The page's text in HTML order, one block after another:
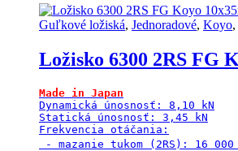
Guľkové ložiská, Jednoradové, Koyo,
Ložisko 6300 2RS FG
Made in Japan
Dynamická únosnosť: 8,10 kN
Statická únosnosť: 3,45 kN
Frekvencia otáčania:
- mazanie tukom (2RS): 16 000